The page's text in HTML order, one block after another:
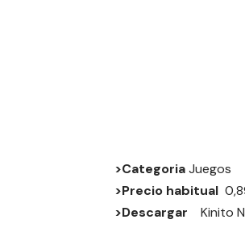
>CategoriaJuegos
>Precio habitual
>Descargar
Kinito